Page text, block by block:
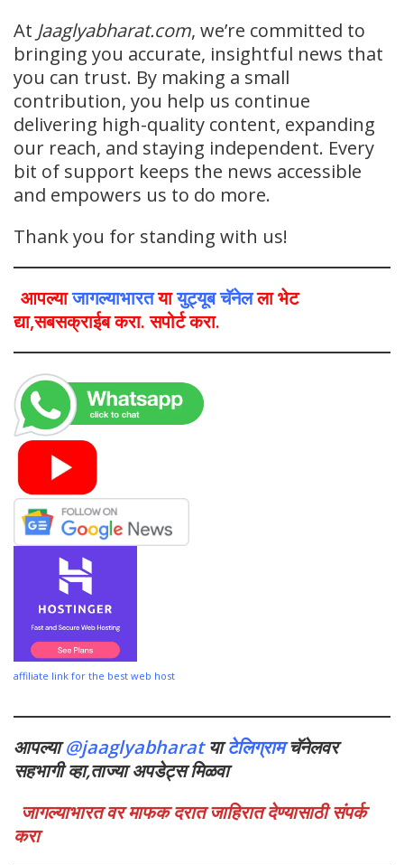
At Jaaglyabharat.com, we’re committed to
bringing you accurate, insightful news that
you can trust. By making a small
contribution, you help us continue
delivering high-quality content, expanding
our reach, and staying independent. Every
bit of support keeps the news accessible
and empowers us to do more.
Thank you for standing with us!
आपल्याजागल्याभारतयायुट्यूब चॅनेलला भेट
द्या,सबसक्राईब करा. सपोर्ट करा.
affiliate link for the best web host
आपल्या@jaaglyabharatयाटेलिग्रामचॅनेलवर
सहभागी व्हा,ताज्या अपडेट्स मिळवा
जागल्याभारत वर माफक दरात जाहिरात देण्यासाठी संपर्क
करा